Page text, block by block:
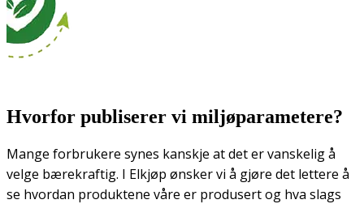
Hvorfor publiserer vi miljøparametere?
Mange forbrukere synes kanskje at det er vanskelig å
velge bærekraftig. I Elkjøp ønsker vi å gjøre det lettere å
se hvordan produktene våre er produsert og hva slags